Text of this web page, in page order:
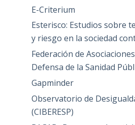
E-Criterium
Esterisco: Estudios sobre
y riesgo en la sociedad
Federación de
Defensa de la Sanidad
Gapminder
Observatorio de
(CIBERESP)